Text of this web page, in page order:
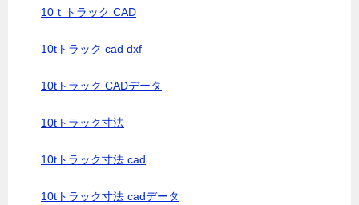
10ｔトラック CAD
10tトラック cad dxf
10tトラック CADデータ
10tトラック寸法
10tトラック寸法 cad
10tトラック寸法 cadデータ